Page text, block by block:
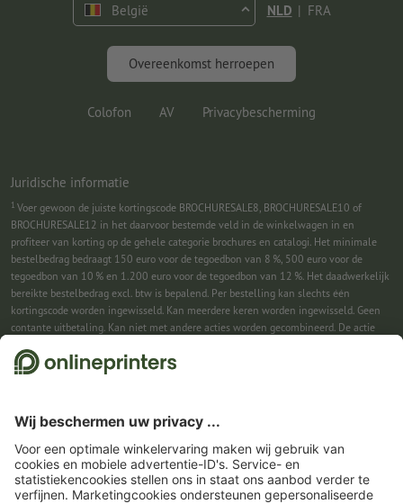
Premium programma
Gratis lettertypes en fonts
Marketing en Insights
België NLD | FRA
Overeenkomst herroepen
Colofon AV Privacybescherming
Juridische informatie
1 Voer gewoon de juiste kortingscode BROCHURESALE8, BROCHURESALE10 of
BROCHURESALE12 in het daarvoor bestemde veld in de winkelwagen in en
profiteer van korting op de gehele categorie brochures en catalogi. Het minimale
bestelbedrag bedraagt 150 euro voor de tegoedbon van 8 %, 500 euro voor de
tegoedbon van 10 % en 1.200 euro voor de tegoedbon van 12 %. Het daadwerkelijk
bereikte bestelbedrag excl. btw is bepalend. Per bestelling kan slechts één
kortingscode worden ingewisseld. Kan meerdere keren worden ingewisseld. Geen
contante uitbetaling. Kan niet met andere acties worden gecombineerd. De actie
2Gewoon de kortingscode CALENDARS10-26 in het daarvoor bestemde veld in de
uitbetaling. Kan niet met andere acties worden gecombineerd. De actie geldt tot en
met 31-08-2026.
3Gewoon de kortingscode CALENDARS10-26 in het daarvoor bestemde veld in de
winkelwagen invullen en profiteren bij geselecteerde producten. Geen